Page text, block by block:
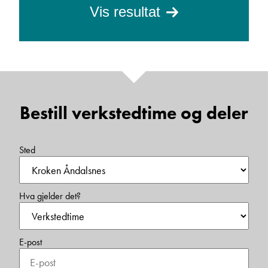
Vis resultat
Bestill verkstedtime og deler
Sted
Hva gjelder det?
E-post